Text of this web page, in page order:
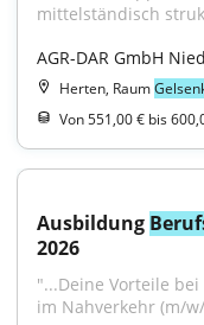
mittelständisch
AGR-DAR GmbH
Herten, Raum
Von 551,00 € bis
Ausbildung
2026
"...Deine Vorteile
im Nahverkehr (m/